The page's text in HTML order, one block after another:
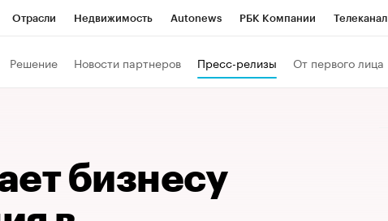
Отрасли Недвижимость Autonews РБК Компании Телеканал
Технологии и медиа
Решение Новости партнеров Пресс-релизы От первого лица
бизнесу